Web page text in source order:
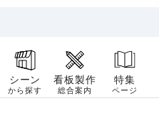
シーン
から探す
看板製作
総合案内
特集
ページ